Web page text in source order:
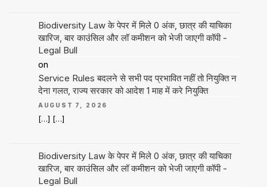
Biodiversity Law के पेपर में मिले 0 अंक, छात्र की याचिका
खारिज, बार काउंसिल और लॉ कमीशन को भेजी जाएगी कॉपी -
Legal Bull
on
Service Rules बदलने से सभी पद प्रभावित नहीं तो नियुक्ति न
देना गलत, राज्य सरकार को आदेश 1 माह में करे नियुक्ति
AUGUST 7, 2026
[…] […]
Biodiversity Law के पेपर में मिले 0 अंक, छात्र की याचिका
खारिज, बार काउंसिल और लॉ कमीशन को भेजी जाएगी कॉपी -
Legal Bull